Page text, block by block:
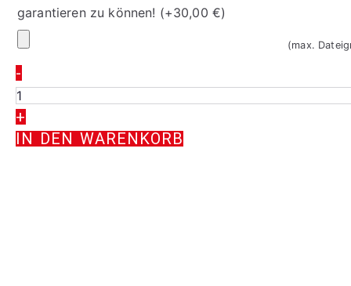
garantieren zu können! (+30,00 €)
Logo
(max.
-
Menge
+
IN DEN WARENKORB